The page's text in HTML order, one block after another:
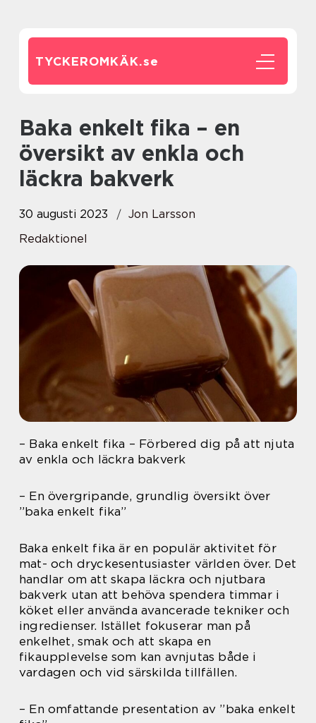
TYCKEROMKÄK.se
Baka enkelt fika – en
översikt av enkla och
läckra bakverk
30 augusti 2023
Jon Larsson
Redaktionel
– Baka enkelt fika – Förbered dig på att njuta
av enkla och läckra bakverk
– En övergripande, grundlig översikt över
”baka enkelt fika”
Baka enkelt fika är en populär aktivitet för
mat- och dryckesentusiaster världen över. Det
handlar om att skapa läckra och njutbara
bakverk utan att behöva spendera timmar i
köket eller använda avancerade tekniker och
ingredienser. Istället fokuserar man på
enkelhet, smak och att skapa en
fikaupplevelse som kan avnjutas både i
vardagen och vid särskilda tillfällen.
– En omfattande presentation av ”baka enkelt